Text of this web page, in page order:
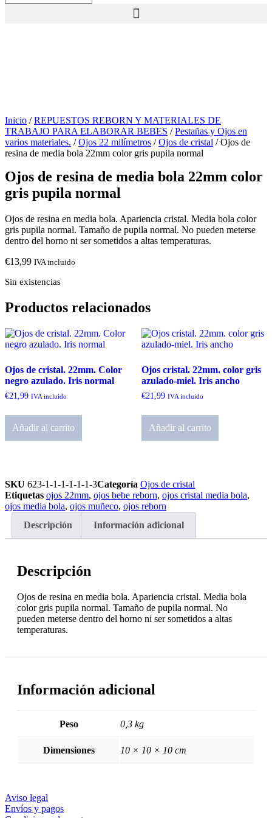
Inicio /REPUESTOS REBORN Y MATERIALES DE
TRABAJO PARA ELABORAR BEBES /Pestañas y Ojos en
varios materiales. /Ojos 22 milímetros /Ojos de cristal / Ojos de
resina de media bola 22mm color gris pupila normal
Ojos de resina de media bola 22mm color
gris pupila normal
Ojos de resina en media bola. Apariencia cristal. Media bola color
gris pupila normal. Tamaño de pupila normal. No pueden meterse
dentro del horno ni ser sometidos a altas temperaturas.
€13,99 IVA incluido
Sin existencias
Productos relacionados
Ojos de cristal. 22mm. Color
negro azulado. Iris normal
€21,99 IVA incluido
Añadir al carrito
Ojos cristal. 22mm. color gris
azulado-miel. Iris ancho
€21,99 IVA incluido
Añadir al carrito
SKU 623-1-1-1-1-1-1-3Categoría Ojos de cristal
Etiquetas ojos 22mm, ojos bebe reborn, ojos cristal media bola,
ojos media bola, ojos muñeco, ojos reborn
Descripción
Información adicional
Descripción
Ojos de resina en media bola. Apariencia cristal. Media bola
color gris pupila normal. Tamaño de pupila normal. No
pueden meterse dentro del horno ni ser sometidos a altas
temperaturas.
Información adicional
Peso 0,3 kg
Dimensiones 10 × 10 × 10 cm
Aviso legal
Envíos y pagos